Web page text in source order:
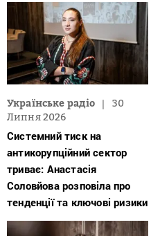
Українське радіо
30
Липня 2026
Системний тиск на
антикорупційний сектор
триває: Анастасія
Соловйова розповіла про
тенденції та ключові ризики